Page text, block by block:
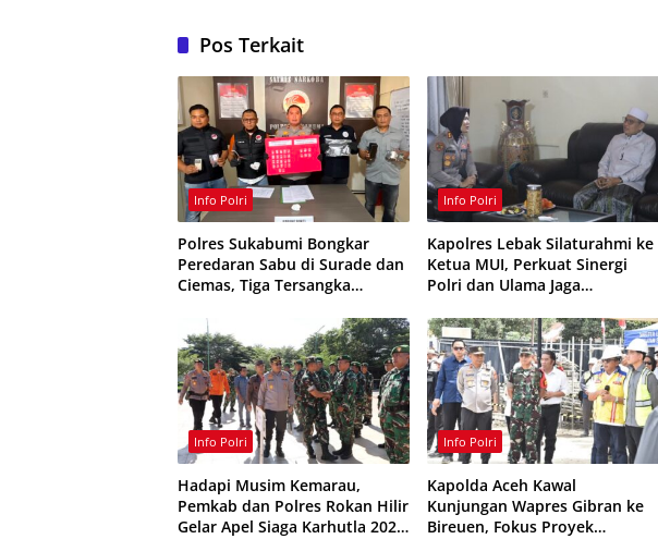
Pos Terkait
Info Polri
Polres Sukabumi Bongkar
Peredaran Sabu di Surade dan
Ciemas, Tiga Tersangka
Info Polri
Kapolres Lebak Silaturahmi ke
Ketua MUI, Perkuat Sinergi
Polri dan Ulama Jaga
Info Polri
Hadapi Musim Kemarau,
Pemkab dan Polres Rokan Hilir
Gelar Apel Siaga Karhutla 2026,
Info Polri
Kapolda Aceh Kawal
Kunjungan Wapres Gibran ke
Bireuen, Fokus Proyek